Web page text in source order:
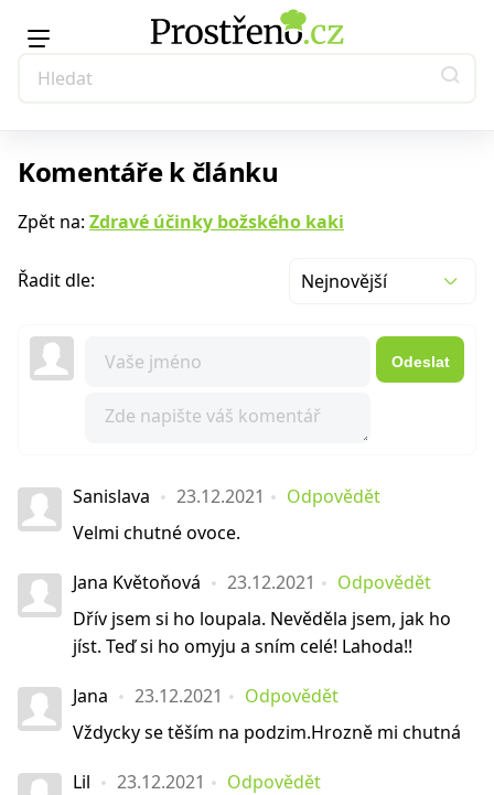
Komentáře k článku
Zpět na: Zdravé účinky božského kaki
Řadit dle: Nejnovější
Odeslat
Sanislava 23.12.2021
Odpovědět
Velmi chutné ovoce.
Jana Květoňová 23.12.2021
Odpovědět
Dřív jsem si ho loupala. Nevěděla jsem, jak ho
jíst. Teď si ho omyju a sním celé! Lahoda!!
Jana 23.12.2021
Odpovědět
Vždycky se těším na podzim.Hrozně mi chutná
Lil 23.12.2021
Odpovědět